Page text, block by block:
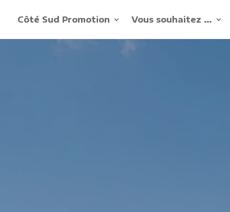
Côté Sud Promotion Vous souhaitez …